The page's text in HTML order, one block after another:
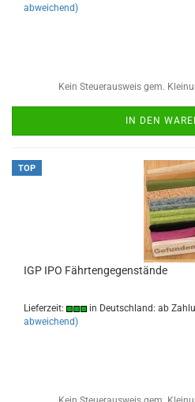
abweichend)
Kein Steuerausweis gem.
IN DEN
TOP
IGP IPO Fährtengegenstände
Lieferzeit: in Deutschland: ab
abweichend)